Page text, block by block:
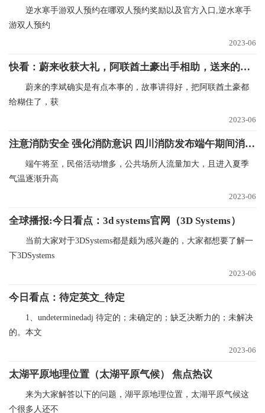
逆水寒手游双人预约在哪双人预约奖励以及官方入口,逆水寒手
游双人预约
2023-06
快看：蔚来收获大礼，阿联酋土豪出手相助，送来的钱够蔚来亏一个季度
蔚来的李斌确实是有点本事的，故事讲得好，把阿联酋土豪都
给糊住了，获
2023-06
注意消防安全 强化消防意识 四川消防发布端午期间消防安全提示
端午将至，民俗活动增多，公共场所人流量加大，且进入夏季
气温逐渐升高
2023-06
全球播报:今日看点：3d systems官网（3D Systems）
当前大家对于3DSystems都是颇为感兴趣的，大家都想要了解一
下3DSystems
2023-06
今日看点：待定英文_待定
1、undeterminedadj 待定的；未确定的；缺乏决断力的；未解决
的。本文
2023-06
太湖平原地理位置（太湖平原气候） 焦点热议
来为大家解答以下的问题，湖平原地理位置，太湖平原气候这
个很多人还不